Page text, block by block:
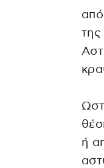
της
ή